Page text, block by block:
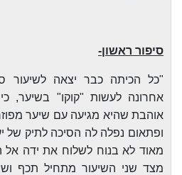
סיפור ראשון-
"כל הכיתה כבר יצאה לשיעור
אחרונה לעשות "קוקו" בשיער,
אוהבת שהיא מגיעה עם שיער
ופתאום נפלה לה הסיכה לתיק של
מאוד לא בנוח לשלוח את ידה אל
מצד שני השיעור מתחיל תכף